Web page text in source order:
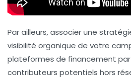
Par ailleurs, associer une
visibilité organique de votre
plateformes de financement
contributeurs potentiels hors